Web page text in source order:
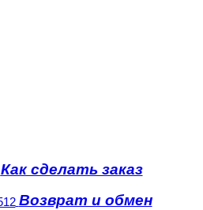
Как сделать заказ
Возврат и обмен